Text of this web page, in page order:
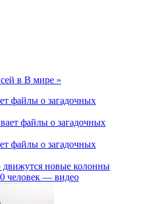
в В мире »
файлы о загадочных
файлы о загадочных
движутся новые колонны
человек — видео